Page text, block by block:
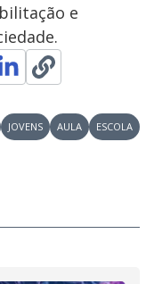
e
JOVENS AULA
ESCOLA